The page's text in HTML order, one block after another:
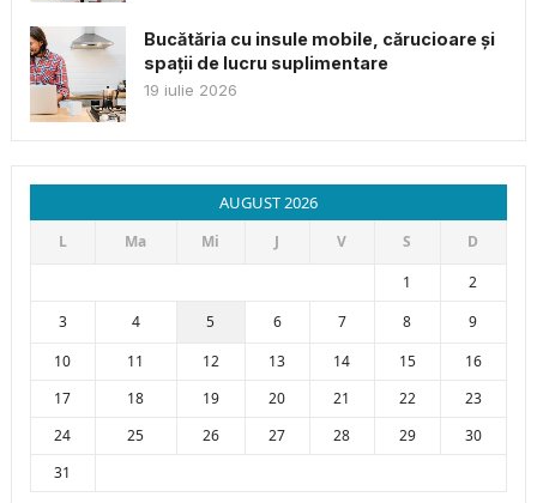
Bucătăria cu insule mobile, cărucioare și
spații de lucru suplimentare
19 iulie 2026
AUGUST 2026
L Ma Mi J V S
D
1
2
3
4 5 6 7 8
9
10
11 12 13 14 15
16
17
18 19 20 21 22
23
24
25 26 27 28 29
30
31